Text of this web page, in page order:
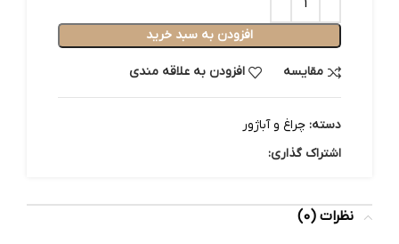
افزودن به سبد خرید
مقایسه افزودن به علاقه مندی
دسته: چراغ و آباژور
اشتراک گذاری:
نظرات (0)